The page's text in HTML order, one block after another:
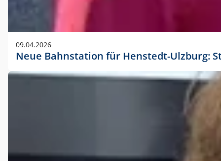
09.04.2026
Neue Bahnstation für Henstedt-Ulzburg: